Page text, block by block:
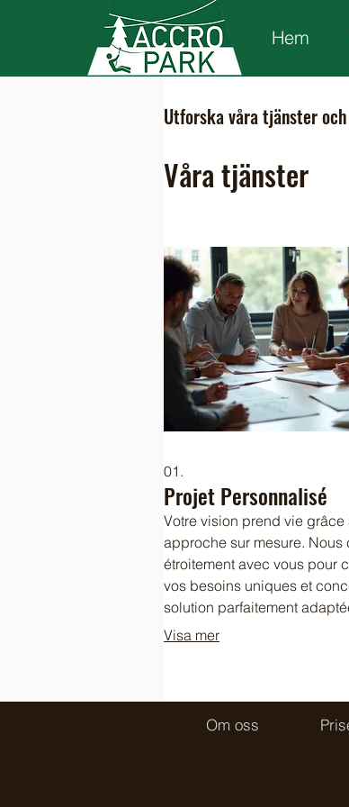
Hem
Utforska våra tjänster
Våra tjänster
01.
Projet Personnalisé
Votre vision prend vie grâce
approche sur mesure. Nous
étroitement avec vous pour
vos besoins uniques et
solution parfaitement
garantit que chaque détail
Visa mer
Om oss